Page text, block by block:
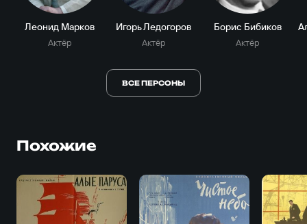
Леонид Марков
Актёр
Игорь Ледогоров
Актёр
Борис Бибиков
Актёр
ВСЕ ПЕРСОНЫ
Похожие